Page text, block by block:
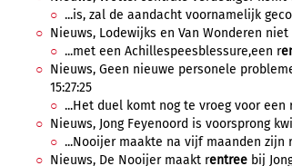
...is, zal de aandacht voornamelijk
Nieuws, Lodewijks en Van Wonderen
...met een Achillespeesblessure,een r
Nieuws, Geen nieuwe personele
15:27:25
...Het duel komt nog te vroeg voor een
Nieuws, Jong Feyenoord is voorsprong
...Nooijer maakte na vijf maanden zijn r
Nieuws, De Nooijer maakt rentree bij